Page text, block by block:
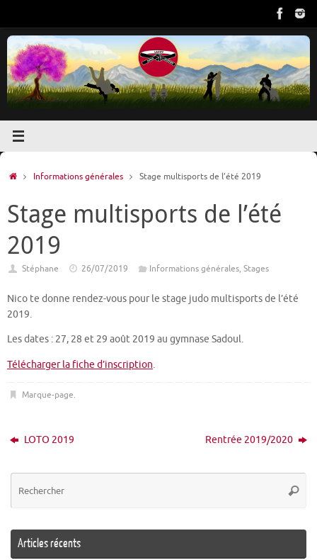
contenu
AccueilInformations générales Stage multisports de l’été 2019
Stage multisports de l’été
2019
Stéphane 26/07/2019 Informations générales, Stages
Nico te donne rendez-vous pour le stage judo multisports de l’été
2019.
Les dates : 27, 28 et 29 août 2019 au gymnase Sadoul.
Télécharger la fiche d’inscription.
Marque-page.
LOTO 2019 Rentrée 2019/2020
Articles récents